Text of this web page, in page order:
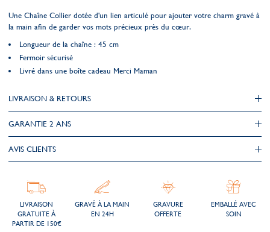
Une Chaîne Collier dotée d'un lien articulé pour ajouter votre charm gravé à
la main afin de garder vos mots précieux près du cœur.
Longueur de la chaîne : 45 cm
Fermoir sécurisé
Livré dans une boîte cadeau Merci Maman
LIVRAISON & RETOURS
GARANTIE 2 ANS
AVIS CLIENTS
LIVRAISON
GRATUITE À
PARTIR DE 150€
GRAVÉ À LA MAIN
EN 24H
GRAVURE
OFFERTE
EMBALLÉ AVEC
SOIN